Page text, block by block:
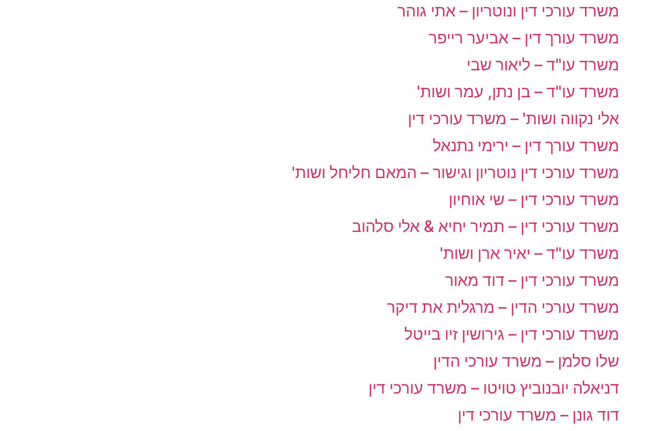
משרד עורכי דין ונוטריון – אתי גוהר
משרד עורך דין – אביער רייפר
משרד עו"ד – ליאור שבי
משרד עו"ד – בן נתן, עמר ושות'
אלי נקווה ושות' – משרד עורכי דין
משרד עורך דין – ירימי נתנאל
משרד עורכי דין נוטריון וגישור – המאם חליחל ושות'
משרד עורכי דין – שי אוחיון
משרד עורכי דין – תמיר יחיא & אלי סלהוב
משרד עו"ד – יאיר ארן ושות'
משרד עורכי דין – דוד מאור
משרד עורכי הדין – מרגלית את דיקר
משרד עורכי דין – גירושין זיו בייטל
שלו סלמן – משרד עורכי הדין
דניאלה יובנוביץ טויטו – משרד עורכי דין
דוד גונן – משרד עורכי דין